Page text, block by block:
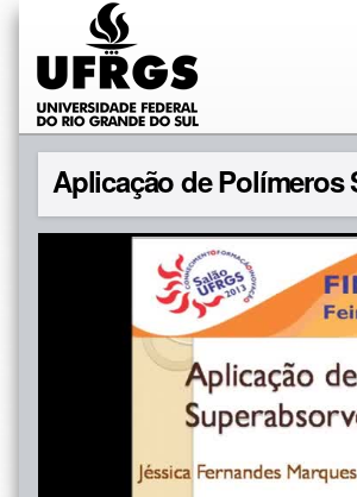
Aplicação de